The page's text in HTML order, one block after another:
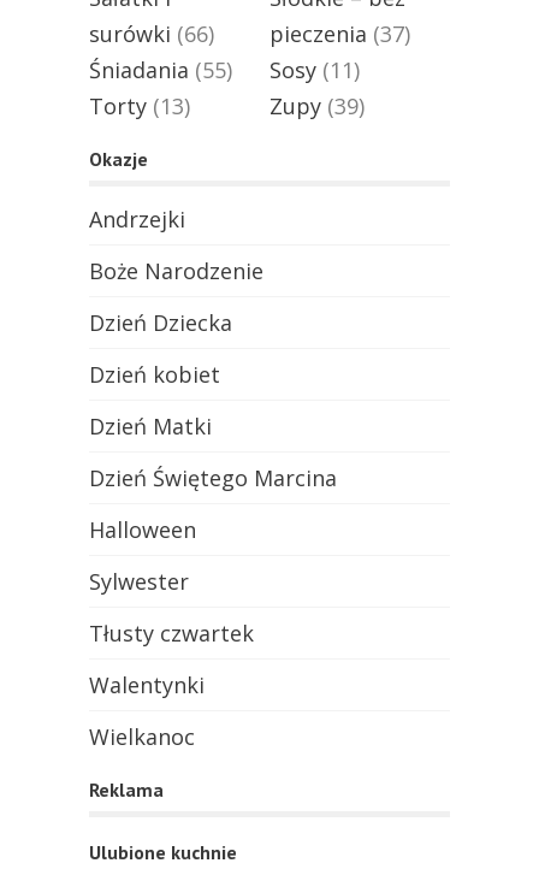
surówki (66)
pieczenia (37)
Śniadania (55) Sosy (11)
Torty (13) Zupy (39)
Okazje
Andrzejki
Boże Narodzenie
Dzień Dziecka
Dzień kobiet
Dzień Matki
Dzień Świętego Marcina
Halloween
Sylwester
Tłusty czwartek
Walentynki
Wielkanoc
Reklama
Ulubione kuchnie